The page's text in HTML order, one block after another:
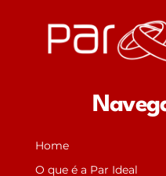
Home
O que é a Par Ideal